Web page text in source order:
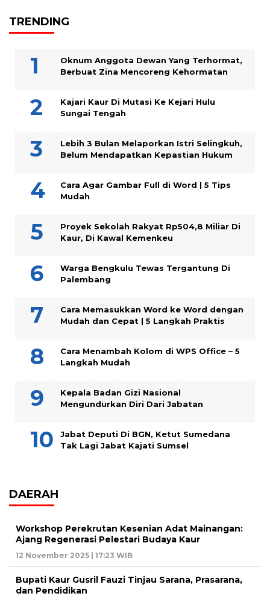
TRENDING
Oknum Anggota Dewan Yang Terhormat,
Berbuat Zina Mencoreng Kehormatan
Kajari Kaur Di Mutasi Ke Kejari Hulu
Sungai Tengah
Lebih 3 Bulan Melaporkan Istri Selingkuh,
Belum Mendapatkan Kepastian Hukum
Cara Agar Gambar Full di Word | 5 Tips
Mudah
Proyek Sekolah Rakyat Rp504,8 Miliar Di
Kaur, Di Kawal Kemenkeu
Warga Bengkulu Tewas Tergantung Di
Palembang
Cara Memasukkan Word ke Word dengan
Mudah dan Cepat | 5 Langkah Praktis
Cara Menambah Kolom di WPS Office – 5
Langkah Mudah
Kepala Badan Gizi Nasional
Mengundurkan Diri Dari Jabatan
Jabat Deputi Di BGN, Ketut Sumedana
Tak Lagi Jabat Kajati Sumsel
DAERAH
Workshop Perekrutan Kesenian Adat Mainangan:
Ajang Regenerasi Pelestari Budaya Kaur
12 November 2025 | 17:23 WIB
Bupati Kaur Gusril Fauzi Tinjau Sarana, Prasarana,
dan Pendidikan